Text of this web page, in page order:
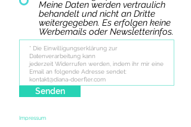
Meine Daten werden vertraulich
behandelt und nicht an Dritte
weitergegeben. Es erfolgen keine
Werbemails oder Newsletterinfos.
Senden
Impressum